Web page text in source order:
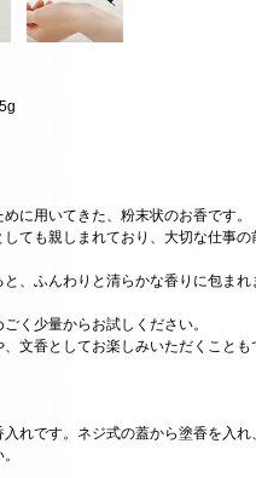
に用いてきた、粉末状のお香です。
ても親しまれており、大切な仕事の
、ふんわりと清らかな香りに包まれ
く少量からお試しください。
文香としてお楽しみいただくことも
れです。ネジ式の蓋から塗香を入